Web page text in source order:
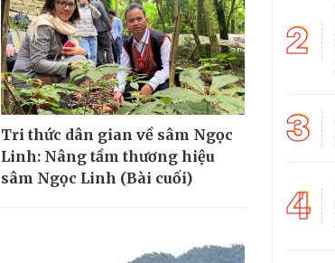
Tri thức dân gian về sâm Ngọc
Linh: Nâng tầm thương hiệu
sâm Ngọc Linh (Bài cuối)
2
3
4